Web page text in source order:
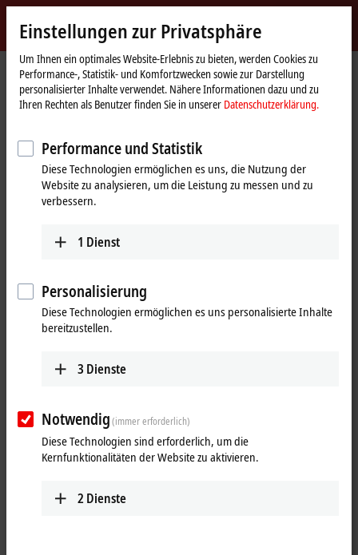
Beckhoff
-
New
Automation
Technology
myBeckhoff
StartseiteUnternehmen
Presse
Elektronische Pressemappe
Beckhoff-Pressemappe zur
Hannover Messe 2022
Für Ihre redaktionelle Arbeit stellen wir Ihnen alle Beckhoff-
sowie die Pressebilder herunterladen.
Loading...
Einstellungen zur Privatsphäre
Um Ihnen ein optimales Website-Erlebnis zu bieten, werden Cookies zu
Performance-, Statistik- und Komfortzwecken sowie zur Darstellung
personalisierter Inhalte verwendet. Nähere Informationen dazu und zu
Ihren Rechten als Benutzer finden Sie in unserer Datenschutzerklärung.
Performance und Statistik
Diese Technologien ermöglichen es uns, die Nutzung der
Website zu analysieren, um die Leistung zu messen und zu
verbessern.
1 Dienst
Personalisierung
Diese Technologien ermöglichen es uns personalisierte Inhalte
bereitzustellen.
3 Dienste
Notwendig(immer erforderlich)
Diese Technologien sind erforderlich, um die
Kernfunktionalitäten der Website zu aktivieren.
2 Dienste